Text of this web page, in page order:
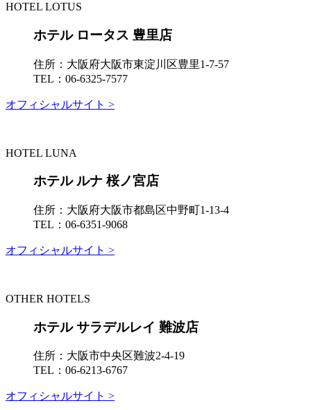
HOTEL LOTUS
ホテル ロータス 豊里店
住所： 大阪府大阪市東淀川区豊里1-7-57
TEL： 06-6325-7577
オフィシャルサイト >
HOTEL LUNA
ホテル ルナ 桜ノ宮店
住所： 大阪府大阪市都島区中野町1-13-4
TEL： 06-6351-9068
オフィシャルサイト >
OTHER HOTELS
ホテル サラデルレイ 難波店
住所： 大阪市中央区難波2-4-19
TEL： 06-6213-6767
オフィシャルサイト >